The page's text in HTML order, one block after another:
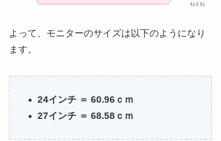
ねえね
よって、モニターのサイズは以下のようになり
ます。
24インチ ＝ 60.96ｃｍ
27インチ ＝ 68.58ｃｍ